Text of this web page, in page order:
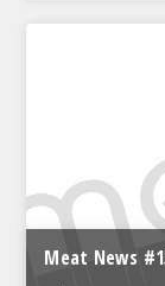
Meat News